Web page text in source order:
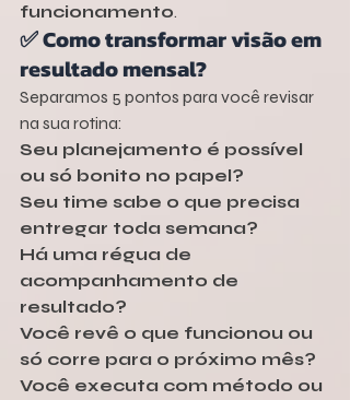
funcionamento.
✅ Como transformar visão em
resultado mensal?
Separamos 5 pontos para você revisar
na sua rotina:
Seu planejamento é possível
ou só bonito no papel?
Seu time sabe o que precisa
entregar toda semana?
Há uma régua de
acompanhamento de
resultado?
Você revê o que funcionou ou
só corre para o próximo mês?
Você executa com método ou